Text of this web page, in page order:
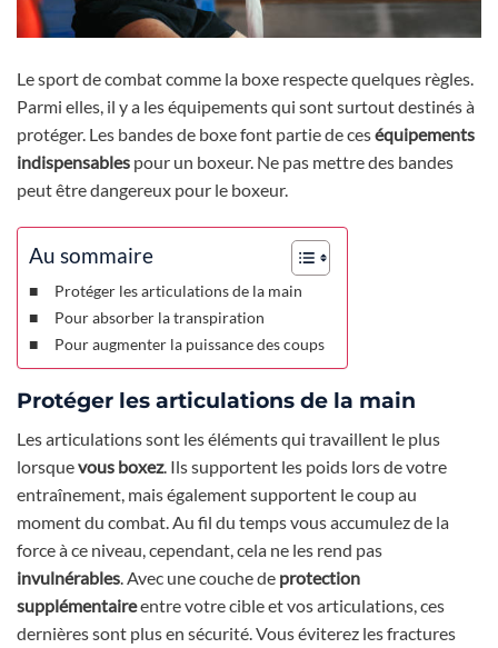
Le sport de combat comme la boxe respecte quelques règles.
Parmi elles, il y a les équipements qui sont surtout destinés à
protéger. Les bandes de boxe font partie de ceséquipements
indispensables pour un boxeur. Ne pas mettre des bandes
peut être dangereux pour le boxeur.
Au sommaire
Protéger les articulations de la main
Pour absorber la transpiration
Pour augmenter la puissance des coups
Protéger les articulations de la main
Les articulations sont les éléments qui travaillent le plus
lorsquevous boxez. Ils supportent les poids lors de votre
entraînement, mais également supportent le coup au
moment du combat. Au fil du temps vous accumulez de la
force à ce niveau, cependant, cela ne les rend pas
invulnérables . Avec une couche de protection
supplémentaireentre votre cible et vos articulations, ces
dernières sont plus en sécurité. Vous éviterez les fractures